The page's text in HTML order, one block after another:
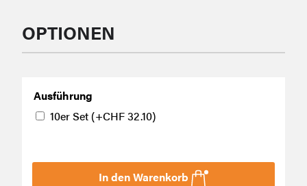
OPTIONEN
Ausführung
10er Set (+CHF32.10)
In den Warenkorb